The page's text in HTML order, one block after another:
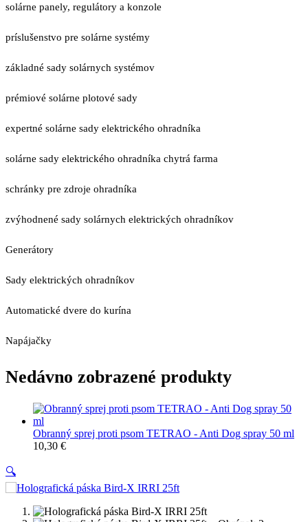
solárne panely, regulátory a konzole
príslušenstvo pre solárne systémy
základné sady solárnych systémov
prémiové solárne plotové sady
expertné solárne sady elektrického ohradníka
solárne sady elektrického ohradníka chytrá farma
schránky pre zdroje ohradníka
zvýhodnené sady solárnych elektrických ohradníkov
Generátory
Sady elektrických ohradníkov
Automatické dvere do kurína
Napájačky
Nedávno zobrazené produkty
Obranný sprej proti psom TETRAO - Anti Dog spray 50 ml
10,30 €
🔍